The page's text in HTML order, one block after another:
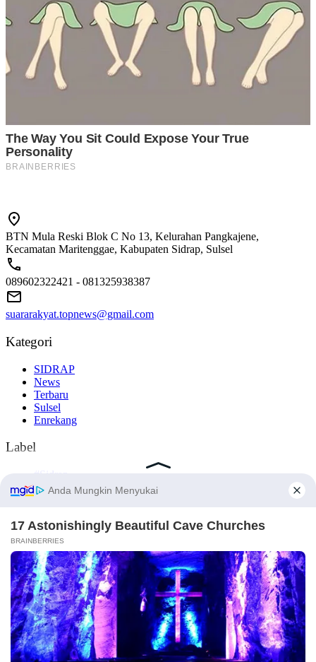
BTN Mula Reski Blok C No 13, Kelurahan Pangkajene,
Kecamatan Maritenggae, Kabupaten Sidrap, Sulsel
089602322421 - 081325938387
suararakyat.topnews@gmail.com
Kategori
SIDRAP
News
Terbaru
Sulsel
Enrekang
Label
#Makassar
#Barru
Komentar Terbaru